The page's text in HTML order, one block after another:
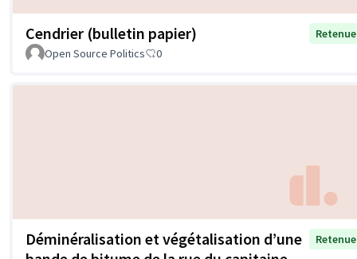
Cendrier (bulletin papier)
Retenue
Open Source Politics
0
Déminéralisation et végétalisation d’une
Retenue